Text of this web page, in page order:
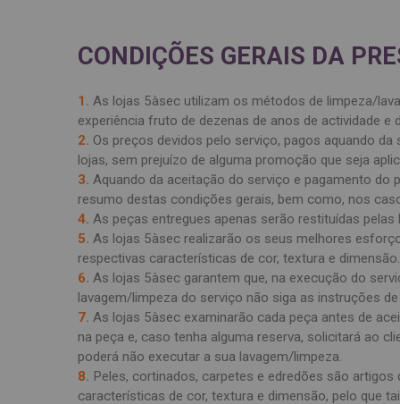
CONDIÇÕES GERAIS DA
1. As lojas 5àsec utilizam os métodos de limpeza/
experiência fruto de dezenas de anos de actividade
2. Os preços devidos pelo serviço, pagos aquando
lojas, sem prejuízo de alguma promoção que seja
3. Aquando da aceitação do serviço e pagamento
resumo destas condições gerais, bem como, nos
4. As peças entregues apenas serão restituídas
5. As lojas 5àsec realizarão os seus melhores
respectivas características de cor, textura e
6. As lojas 5àsec garantem que, na execução do
lavagem/limpeza do serviço não siga as instruções
7. As lojas 5àsec examinarão cada peça antes de
na peça e, caso tenha alguma reserva, solicitará ao
poderá não executar a sua lavagem/limpeza.
8. Peles, cortinados, carpetes e edredões são
características de cor, textura e dimensão, pelo que